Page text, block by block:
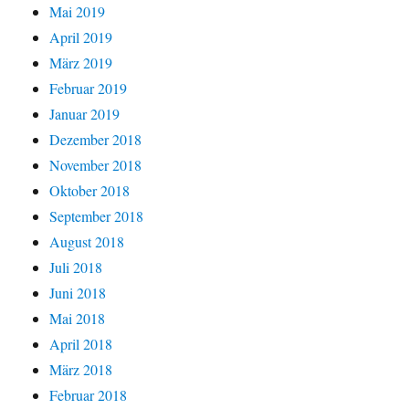
Mai 2019
April 2019
März 2019
Februar 2019
Januar 2019
Dezember 2018
November 2018
Oktober 2018
September 2018
August 2018
Juli 2018
Juni 2018
Mai 2018
April 2018
März 2018
Februar 2018